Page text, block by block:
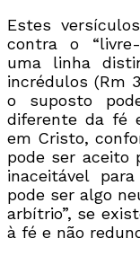
Estes
contra o
uma linha
incrédulos (Rm
o suposto
diferente da fé
em Cristo,
pode ser aceito
inaceitável
pode ser algo
arbítrio”, se
à fé e não